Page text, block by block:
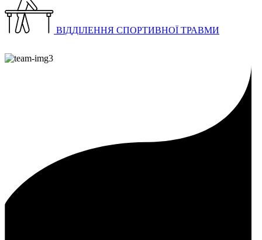
ВІДДІЛЕННЯ СПОРТИВНОЇ ТРАВМИ